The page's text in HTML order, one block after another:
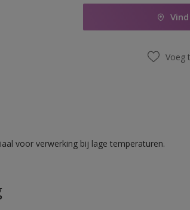
Voeg
voor verwerking bij lage temperaturen.